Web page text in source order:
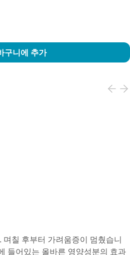
구니에 추가
칠 후부터 가려움증이 멈췄습니
들어있는 올바른 영양성분의 효과